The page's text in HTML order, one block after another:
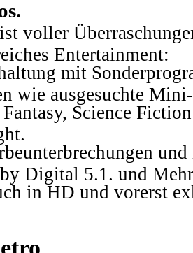
voller
Entertainment:
mit
wie ausgesuchte
Science
Digital 5.1. und
in HD und vorerst